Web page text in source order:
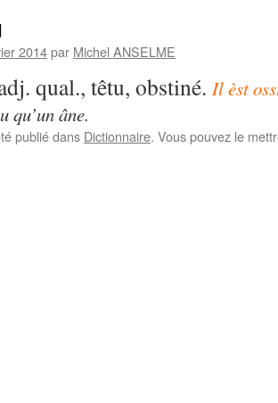
2014par Michel ANSELME
qual., têtu, obstiné. Il èst
qu’un âne.
publié dans Dictionnaire. Vous pouvez le